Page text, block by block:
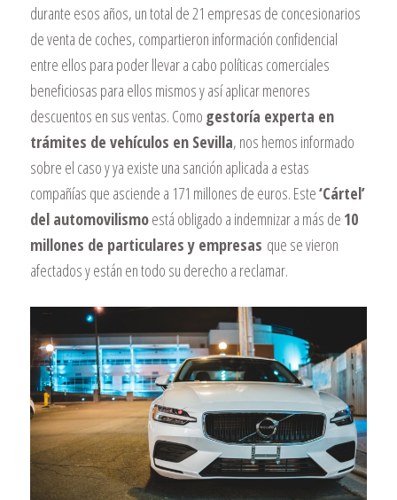
durante esos años, un total de 21 empresas de concesionarios
de venta de coches, compartieron información confidencial
entre ellos para poder llevar a cabo políticas comerciales
beneficiosas para ellos mismos y así aplicar menores
descuentos en sus ventas. Como gestoría experta en
trámites de vehículos en Sevilla, nos hemos informado
sobre el caso y ya existe una sanción aplicada a estas
compañías que asciende a 171 millones de euros. Este‘Cártel’
del automovilismoestá obligado a indemnizar a más de 10
millones de particulares y empresas que se vieron
afectados y están en todo su derecho a reclamar.